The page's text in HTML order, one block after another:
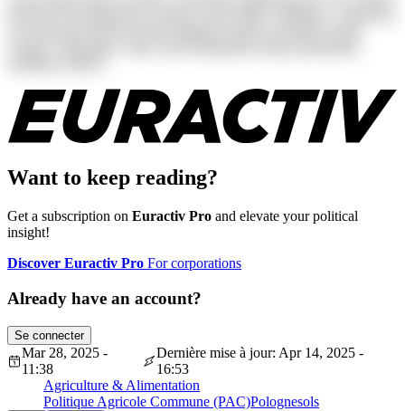
Want to keep reading?
Get a subscription on Euractiv Pro and elevate your political
insight!
Discover Euractiv Pro For corporations
Already have an account?
Se connecter
Mar 28, 2025 -
11:38
Dernière mise à jour: Apr 14, 2025 -
16:53
Agriculture & Alimentation
Politique Agricole Commune (PAC)Polognesols